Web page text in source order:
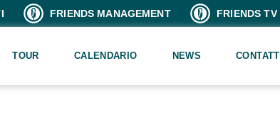
FRIENDS MANAGEMENT FRIENDS TV
TOUR CALENDARIO NEWS CONTATTI